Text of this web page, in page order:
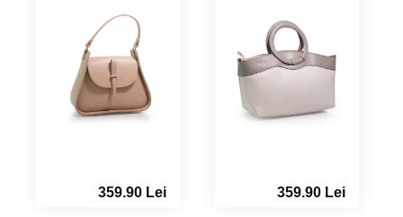
359.90 Lei 359.90 Lei